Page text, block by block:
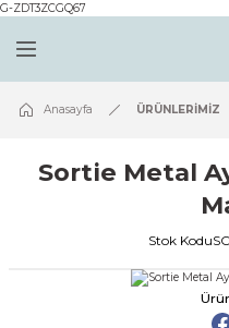
G-ZDT3ZCGQ67
Anasayfa ÜRÜNLERİMİZ
Sortie Metal
Stok Kodu